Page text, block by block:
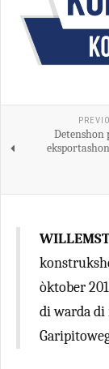
Detenshon
òktober
di warda di